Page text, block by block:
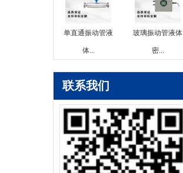
单直通振动管液
体...
玻璃振动管液体
密...
联系我们